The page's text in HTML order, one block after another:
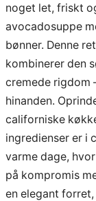
noget let, friskt
avocadosuppe
bønner. Denne
kombinerer den
cremede rigdom
hinanden.
californiske
ingredienser er i
varme dage,
på kompromis
en elegant